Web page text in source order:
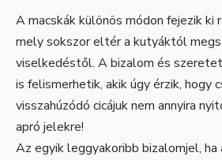
A macskák különös módon fejezik ki
mely sokszor eltér a kutyáktól
viselkedéstől. A bizalom és
is felismerhetik, akik úgy érzik, hogy
visszahúzódó cicájuk nem annyira
apró jelekre!
Az egyik leggyakoribb bizalomjel, ha